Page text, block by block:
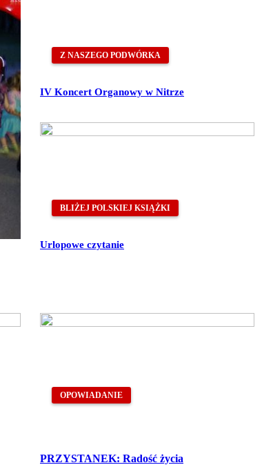
Z NASZEGO PODWÓRKA
IV Koncert Organowy w Nitrze
BLIŻEJ POLSKIEJ KSIĄŻKI
Urlopowe czytanie
OPOWIADANIE
PRZYSTANEK: Radość życia